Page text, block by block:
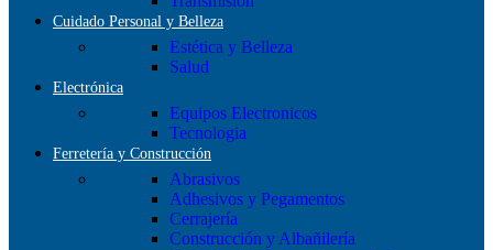
Cuidado Personal y Belleza
Estética y Belleza
Salud
Electrónica
Equipos Electronicos
Tecnologia
Ferretería y Construcción
Abrasivos
Adhesivos y Pegamentos
Cerrajería
Construcción y Albañilería